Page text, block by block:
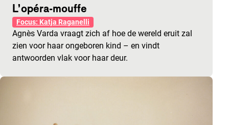
L’opéra-mouffe
Focus: Katja Raganelli
Agnès Varda vraagt zich af hoe de wereld eruit zal
zien voor haar ongeboren kind – en vindt
antwoorden vlak voor haar deur.